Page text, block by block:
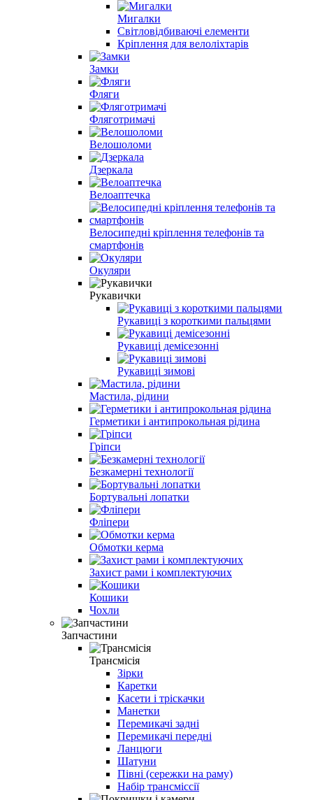
Мигалки
Світловідбиваючі елементи
Кріплення для велоліхтарів
Замки
Фляги
Фляготримачі
Велошоломи
Дзеркала
Велоаптечка
Велосипедні кріплення телефонів та
смартфонів
Окуляри
Рукавички
Рукавиці з короткими пальцями
Рукавиці демісезонні
Рукавиці зимові
Мастила, рідини
Герметики і антипрокольная рідина
Гріпси
Безкамерні технології
Бортувальні лопатки
Фліпери
Обмотки керма
Захист рами і комплектуючих
Кошики
Чохли
Запчастини
Трансмісія
Зірки
Каретки
Касети і тріскачки
Манетки
Перемикачі задні
Перемикачі передні
Ланцюги
Шатуни
Півні (сережки на раму)
Набір трансміссії